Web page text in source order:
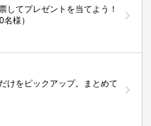
してプレゼントを当てよう！
様）
けをピックアップ。まとめて